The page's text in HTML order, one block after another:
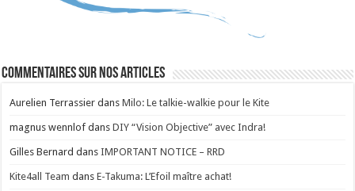
Commentaires sur nos articles
Aurelien Terrassier dansMilo: Le talkie-walkie pour le Kite
magnus wennlof dansDIY “Vision Objective” avec Indra!
Gilles Bernard dansIMPORTANT NOTICE – RRD
Kite4all Team dansE-Takuma: L’Efoil maître achat!